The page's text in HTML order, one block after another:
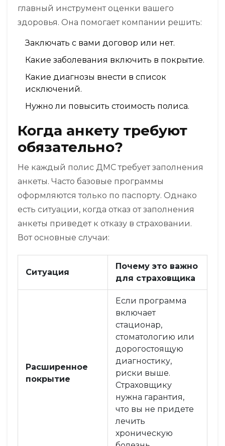
главный инструмент оценки вашего
здоровья. Она помогает компании решить:
Заключать с вами договор или нет.
Какие заболевания включить в покрытие.
Какие диагнозы внести в список
исключений.
Нужно ли повысить стоимость полиса.
Когда анкету требуют
обязательно?
Не каждый полис ДМС требует заполнения
анкеты. Часто базовые программы
оформляются только по паспорту. Однако
есть ситуации, когда отказ от заполнения
анкеты приведет к отказу в страховании.
Вот основные случаи:
Ситуация
Почему это важно
для страховщика
Расширенное
покрытие
Если программа
включает
стационар,
стоматологию или
дорогостоящую
диагностику,
риски выше.
Страховщику
нужна гарантия,
что вы не придете
лечить
хроническую